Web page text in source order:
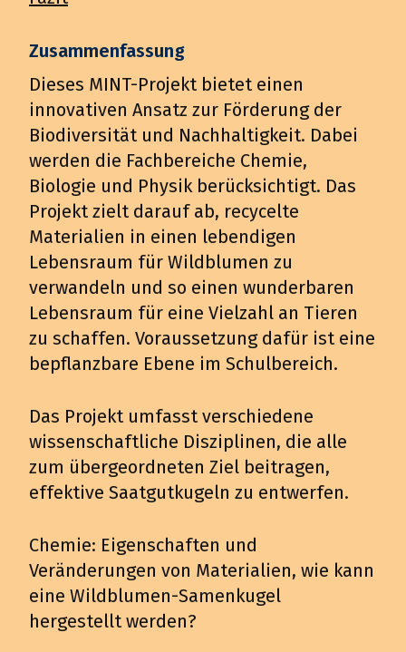
Zusammenfassung
Dieses MINT-Projekt bietet einen
innovativen Ansatz zur Förderung der
Biodiversität und Nachhaltigkeit. Dabei
werden die Fachbereiche Chemie,
Biologie und Physik berücksichtigt. Das
Projekt zielt darauf ab, recycelte
Materialien in einen lebendigen
Lebensraum für Wildblumen zu
verwandeln und so einen wunderbaren
Lebensraum für eine Vielzahl an Tieren
zu schaffen. Voraussetzung dafür ist eine
bepflanzbare Ebene im Schulbereich.
Das Projekt umfasst verschiedene
wissenschaftliche Disziplinen, die alle
zum übergeordneten Ziel beitragen,
effektive Saatgutkugeln zu entwerfen.
Chemie: Eigenschaften und
Veränderungen von Materialien, wie kann
eine Wildblumen-Samenkugel
hergestellt werden?